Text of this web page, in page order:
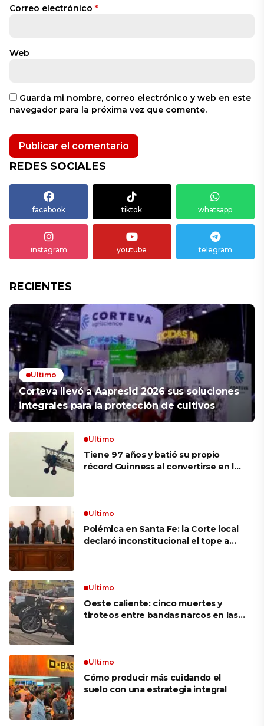
Correo electrónico *
Web
Guarda mi nombre, correo electrónico y web en este
navegador para la próxima vez que comente.
REDES SOCIALES
facebook tiktok whatsapp
instagram youtube telegram
RECIENTES
Ultimo
Corteva llevó a Aapresid 2026 sus soluciones
integrales para la protección de cultivos
Ultimo
Tiene 97 años y batió su propio
récord Guinness al convertirse en la
puedo’ no existen en mi vocabulario»
Ultimo
Polémica en Santa Fe: la Corte local
declaró inconstitucional el tope a
Ultimo
Oeste caliente: cinco muertes y
tiroteos entre bandas narcos en las
Ultimo
Cómo producir más cuidando el
suelo con una estrategia integral